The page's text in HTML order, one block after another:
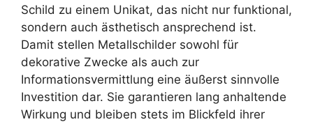
Schild zu einem Unikat, das nicht nur funktional,
sondern auch ästhetisch ansprechend ist.
Damit stellen Metallschilder sowohl für
dekorative Zwecke als auch zur
Informationsvermittlung eine äußerst sinnvolle
Investition dar. Sie garantieren lang anhaltende
Wirkung und bleiben stets im Blickfeld ihrer